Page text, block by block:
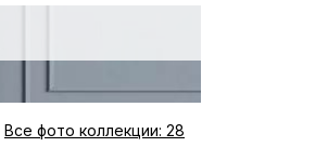
Все фото коллекции: 28